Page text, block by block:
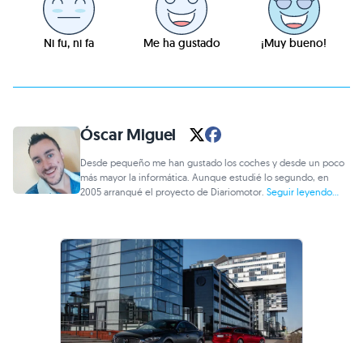
Ni fu, ni fa Me ha gustado ¡Muy bueno!
Óscar Miguel
Desde pequeño me han gustado los coches y desde un poco
más mayor la informática. Aunque estudié lo segundo, en
2005 arranqué el proyecto de Diariomotor.Seguir leyendo...